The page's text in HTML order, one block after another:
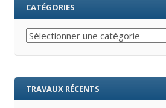
CATÉGORIES
Catégories
TRAVAUX RÉCENTS